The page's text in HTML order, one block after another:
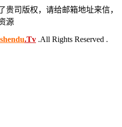
贵司版权，请给邮箱地址来信，
源
shendu.Tv .All Rights Reserved .